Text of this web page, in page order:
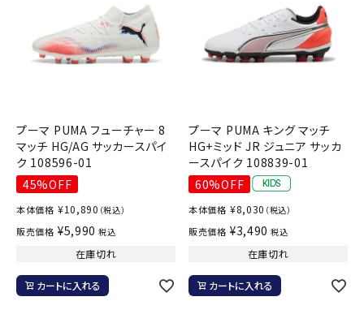
プーマ PUMA フューチャー 8
マッチ HG/AG サッカースパイ
ク 108596-01
45%OFF
本体価格 ¥10,890 （税込）
販売価格 ¥5,990 税込
在庫切れ
カートに入れる
プーマ PUMA キング マッチ
HG+ミッド JR ジュニア サッカ
ースパイク 108839-01
60%OFF
本体価格 ¥8,030 （税込）
販売価格 ¥3,490 税込
在庫切れ
カートに入れる